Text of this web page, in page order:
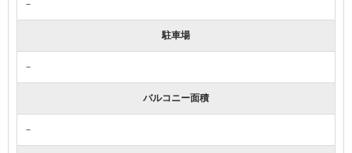
－
駐車場
－
バルコニー面積
－